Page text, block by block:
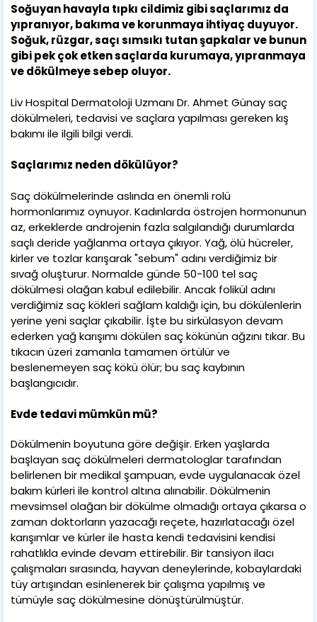
Soğuyan havayla tıpkı cildimiz gibi saçlarımız da
yıpranıyor, bakıma ve korunmaya ihtiyaç duyuyor.
Soğuk, rüzgar, saçı sımsıkı tutan şapkalar ve bunun
gibi pek çok etken saçlarda kurumaya, yıpranmaya
ve dökülmeye sebep oluyor.
Liv Hospital Dermatoloji Uzmanı Dr. Ahmet Günay saç
dökülmeleri, tedavisi ve saçlara yapılması gereken kış
bakımı ile ilgili bilgi verdi.
Saçlarımız neden dökülüyor?
Saç dökülmelerinde aslında en önemli rolü
hormonlarımız oynuyor. Kadınlarda östrojen hormonunun
az, erkeklerde androjenin fazla salgılandığı durumlarda
saçlı deride yağlanma ortaya çıkıyor. Yağ, ölü hücreler,
kirler ve tozlar karışarak "sebum" adını verdiğimiz bir
sıvağ oluşturur. Normalde günde 50-100 tel saç
dökülmesi olağan kabul edilebilir. Ancak folikül adını
verdiğimiz saç kökleri sağlam kaldığı için, bu dökülenlerin
yerine yeni saçlar çıkabilir. İşte bu sirkülasyon devam
ederken yağ karışımı dökülen saç kökünün ağzını tıkar. Bu
tıkacın üzeri zamanla tamamen örtülür ve
beslenemeyen saç kökü ölür; bu saç kaybının
başlangıcıdır.
Evde tedavi mümkün mü?
Dökülmenin boyutuna göre değişir. Erken yaşlarda
başlayan saç dökülmeleri dermatologlar tarafından
belirlenen bir medikal şampuan, evde uygulanacak özel
bakım kürleri ile kontrol altına alınabilir. Dökülmenin
mevsimsel olağan bir dökülme olmadığı ortaya çıkarsa o
zaman doktorların yazacağı reçete, hazırlatacağı özel
karışımlar ve kürler ile hasta kendi tedavisini kendisi
rahatlıkla evinde devam ettirebilir. Bir tansiyon ilacı
çalışmaları sırasında, hayvan deneylerinde, kobaylardaki
tüy artışından esinlenerek bir çalışma yapılmış ve
tümüyle saç dökülmesine dönüştürülmüştür.